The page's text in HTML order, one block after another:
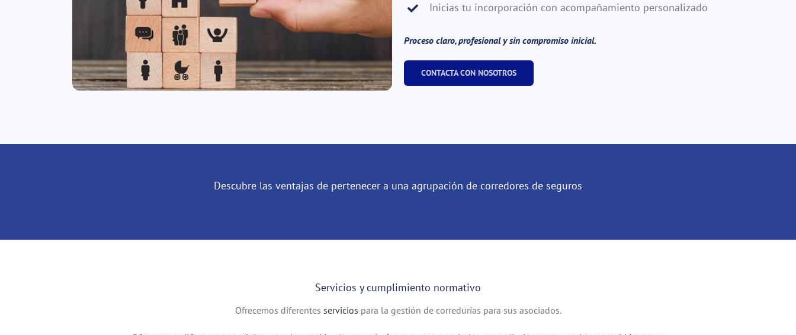
Inicias tu incorporación con acompañamiento personalizado
Proceso claro, profesional y sin compromiso inicial.
CONTACTA CON NOSOTROS
Descubre las ventajas de pertenecer a una agrupación de corredores de seguros
Servicios y cumplimiento normativo
Ofrecemos diferentes servicios para la gestión de corredurías para sus asociados.